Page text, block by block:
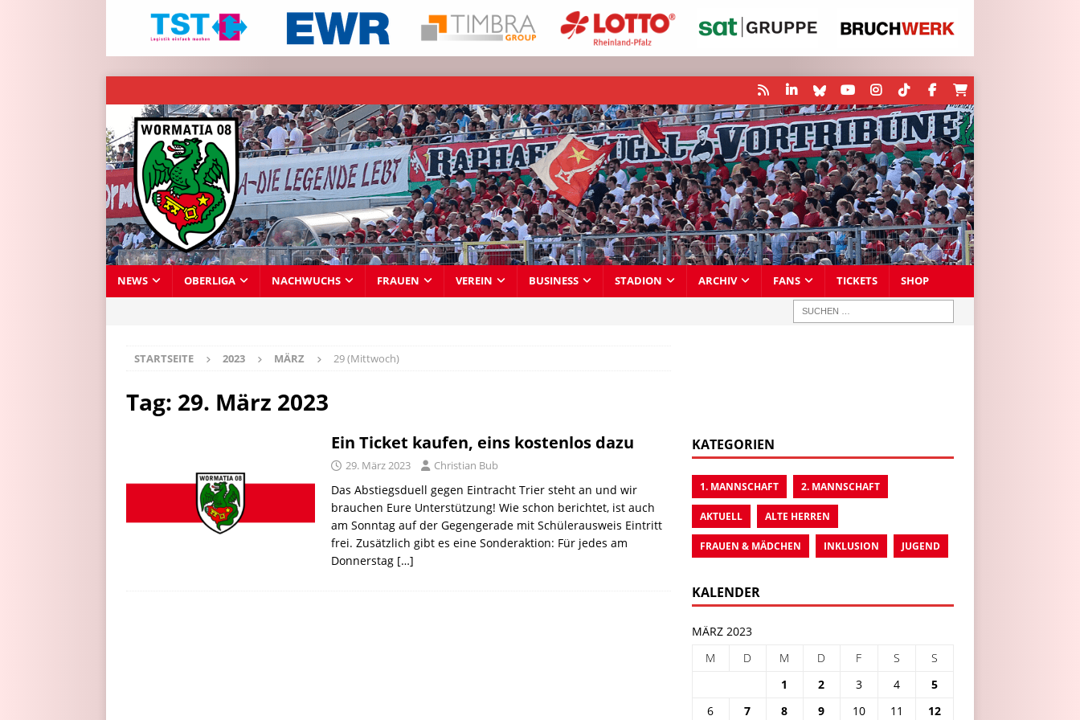
NEWS OBERLIGA NACHWUCHS FRAUEN VEREIN BUSINESS STADION ARCHIV FANS TICKETS SHOP
STARTSEITE 2023 MÄRZ 29 (Mittwoch)
Tag: 29. März 2023
Ein Ticket kaufen, eins kostenlos dazu
29. März 2023 Christian Bub
Das Abstiegsduell gegen Eintracht Trier steht an und wir
brauchen Eure Unterstützung! Wie schon berichtet, ist auch
am Sonntag auf der Gegengerade mit Schülerausweis Eintritt
frei. Zusätzlich gibt es eine Sonderaktion: Für jedes am
Donnerstag […]
KATEGORIEN
1. MANNSCHAFT 2. MANNSCHAFT
AKTUELL ALTE HERREN
FRAUEN & MÄDCHEN INKLUSION JUGEND
KALENDER
MÄRZ 2023
M
D M D F S
S
1
2 3 4
5
6
7 8 9 10 11 12